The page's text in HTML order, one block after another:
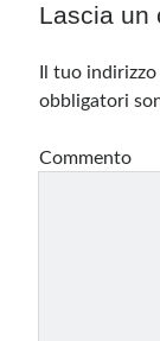
Lascia un
Il tuo
obbligatori
Commento